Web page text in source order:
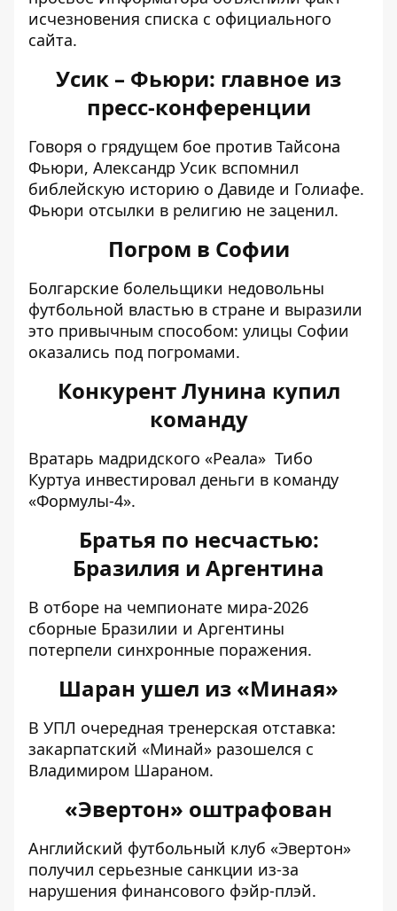
исчезновения списка с официального
сайта.
Усик – Фьюри: главное из
пресс-конференции
Говоря о грядущем бое против Тайсона
Фьюри, Александр Усик вспомнил
библейскую историю о Давиде и Голиафе.
Фьюри отсылки в религию не заценил.
Погром в Софии
Болгарские болельщики недовольны
футбольной властью в стране и выразили
это привычным способом: улицы Софии
оказались под погромами.
Конкурент Лунина купил
команду
Вратарь мадридского «Реала» Тибо
Куртуа инвестировал деньги в команду
«Формулы-4».
Братья по несчастью:
Бразилия и Аргентина
В отборе на чемпионате мира-2026
сборные Бразилии и Аргентины
потерпели синхронные поражения.
Шаран ушел из «Миная»
В УПЛ очередная тренерская отставка:
закарпатский «Минай» разошелся с
Владимиром Шараном.
«Эвертон» оштрафован
Английский футбольный клуб «Эвертон»
получил серьезные санкции из-за
нарушения финансового фэйр-плэй.